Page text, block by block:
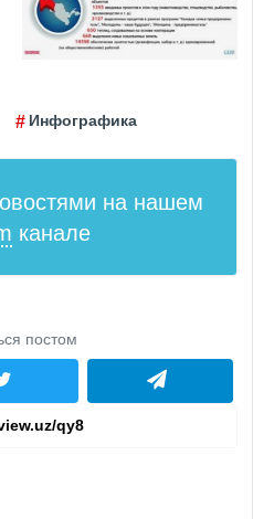
Инфографика
на нашем
канале
постом